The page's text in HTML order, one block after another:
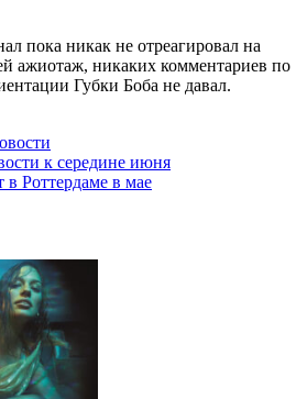
пока никак не отреагировал на
ажиотаж, никаких комментариев по
Губки Боба не давал.
к середине июня
в Роттердаме в мае